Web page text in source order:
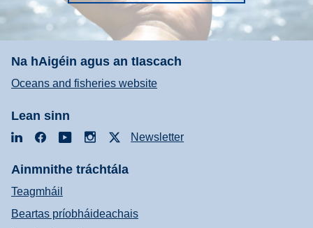
Na hAigéin agus an tIascach
Oceans and fisheries website
Lean sinn
LinkedInFacebookYouTubeInstagramNewsletter
Ainmnithe tráchtála
Teagmháil
Beartas príobháideachais